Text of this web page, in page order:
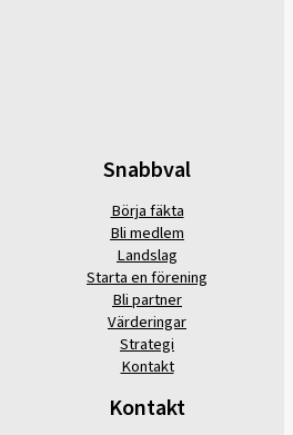
Snabbval
Börja fäkta
Bli medlem
Landslag
Starta en förening
Bli partner
Värderingar
Strategi
Kontakt
Kontakt